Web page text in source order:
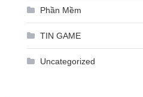
Phần Mềm
TIN GAME
Uncategorized